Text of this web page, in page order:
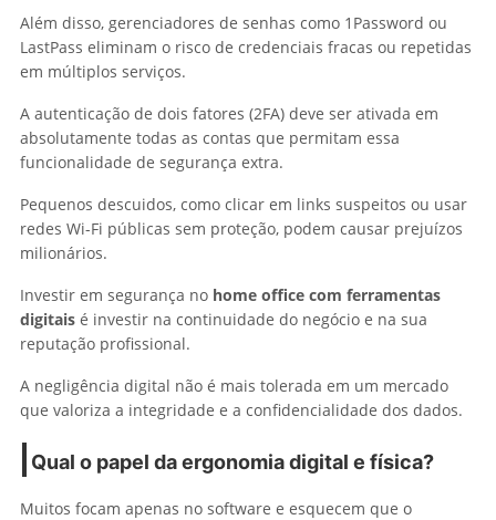
Além disso, gerenciadores de senhas como 1Password ou
LastPass eliminam o risco de credenciais fracas ou repetidas
em múltiplos serviços.
A autenticação de dois fatores (2FA) deve ser ativada em
absolutamente todas as contas que permitam essa
funcionalidade de segurança extra.
Pequenos descuidos, como clicar em links suspeitos ou usar
redes Wi-Fi públicas sem proteção, podem causar prejuízos
milionários.
Investir em segurança no home office com ferramentas
digitais é investir na continuidade do negócio e na sua
reputação profissional.
A negligência digital não é mais tolerada em um mercado
que valoriza a integridade e a confidencialidade dos dados.
Qual o papel da ergonomia digital e física?
Muitos focam apenas no software e esquecem que o